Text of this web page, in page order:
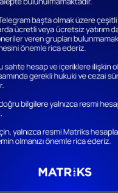
gününde kısa
kapatılması ve
Risk Departmanlarına
Call ve Auto Stop Out
ve tarihsel detaylı rapor
anlık piyasa
anlık piyasa fiyatları
göre risk
birimler ve yatırım